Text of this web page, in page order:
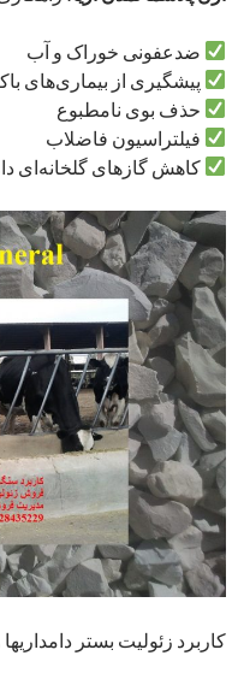
ضدعفونی خوراک و آب
پیشگیری از بیماری‌های
حذف بوی نامطبوع
فیلتراسیون فاضلاب
کاهش گازهای گلخانه‌ای
کاربرد زئولیت بستر